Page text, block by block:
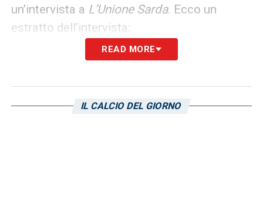
un’intervista a L’Unione Sarda. Ecco un
estratto dell’intervista:
«Testa alla Juventus anche se
ora! Il prossimo obiettivo è la Juventus in
READ MORE
IL CALCIO DEL GIORNO